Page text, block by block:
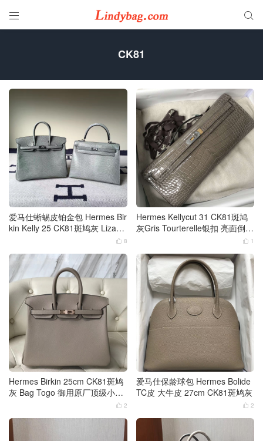
 
CK81
爱马仕蜥蜴皮铂金包 Hermes Bir
kin Kelly 25 CK81斑鸠灰 Lizard
 8
Hermes Kellycut 31 CK81斑鸠
灰Gris Tourterelle银扣 亮面倒V
 1
Hermes Birkin 25cm CK81斑鸠
灰 Bag Togo 御用原厂顶级小牛
 2
爱马仕保龄球包 Hermes Bolide
TC皮 大牛皮 27cm CK81斑鸠灰
 2